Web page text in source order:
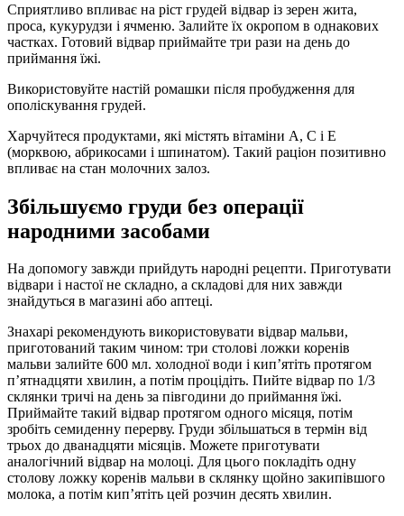
Сприятливо впливає на ріст грудей відвар із зерен жита,
проса, кукурудзи і ячменю. Залийте їх окропом в однакових
частках. Готовий відвар приймайте три рази на день до
приймання їжі.
Використовуйте настій ромашки після пробудження для
ополіскування грудей.
Харчуйтеся продуктами, які містять вітаміни А, С і Е
(морквою, абрикосами і шпинатом). Такий раціон позитивно
впливає на стан молочних залоз.
Збільшуємо груди без операції
народними засобами
На допомогу завжди прийдуть народні рецепти. Приготувати
відвари і настої не складно, а складові для них завжди
знайдуться в магазині або аптеці.
Знахарі рекомендують використовувати відвар мальви,
приготований таким чином: три столові ложки коренів
мальви залийте 600 мл. холодної води і кип’ятіть протягом
п’ятнадцяти хвилин, а потім процідіть. Пийте відвар по 1/3
склянки тричі на день за півгодини до приймання їжі.
Приймайте такий відвар протягом одного місяця, потім
зробіть семиденну перерву. Груди збільшаться в термін від
трьох до дванадцяти місяців. Можете приготувати
аналогічний відвар на молоці. Для цього покладіть одну
столову ложку коренів мальви в склянку щойно закипівшого
молока, а потім кип’ятіть цей розчин десять хвилин.